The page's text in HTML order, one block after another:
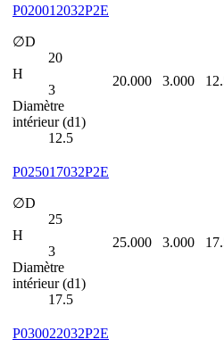
P020012032P2E
∅D
20
H
3
Diamètre
intérieur (d1)
12.5
20.000 3.000
P025017032P2E
∅D
25
H
3
Diamètre
intérieur (d1)
17.5
25.000 3.000
P030022032P2E